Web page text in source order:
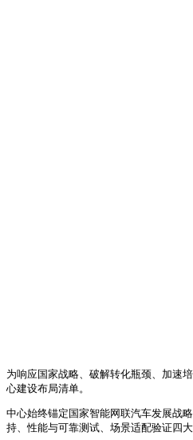
为响应国家战略、破解转化瓶颈、加速
心建设布局清单。
中心始终锚定国家智能网联汽车发展战
持、性能与可靠测试、场景适配验证四